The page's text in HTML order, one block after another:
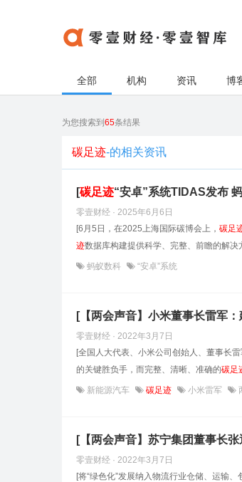
全部 机构 资讯 博
为您搜索到 65条结果
碳足迹-的相关资讯
[碳足迹“安卓”系统TIDAS发布
零壹财经 · 2025年6月6日
[6月5日，在2025上海国际碳博会上， 碳足
迹数据库构建提供科学、完整、前瞻的解决
蚂蚁数科 “安卓”系统
[【两会声音】小米董事长雷军
零壹财经 · 2022年3月7日
[全国人大代表、小米公司创始人、董事长
的关键胜负手，而完整、清晰、准确的碳足
新能源汽车 碳足迹 小米雷军
[【两会声音】苏宁集团董事长
零壹财经 · 2022年3月7日
[将“绿色化”发展纳入物流行业仓储、运输